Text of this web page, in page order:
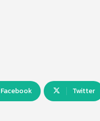
Facebook Twitter